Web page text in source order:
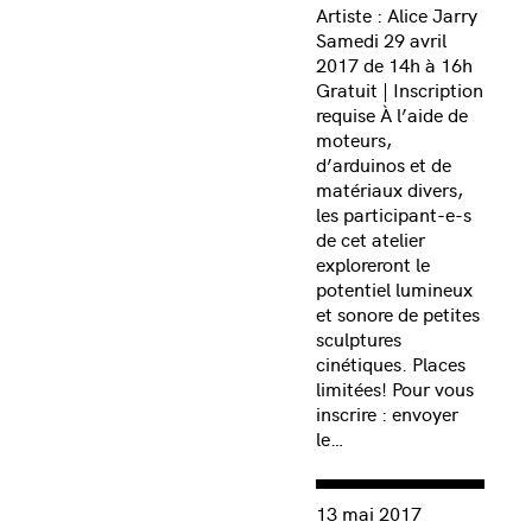
Artiste : Alice Jarry
Samedi 29 avril
2017 de 14h à 16h
Gratuit | Inscription
requise À l’aide de
moteurs,
d’arduinos et de
matériaux divers,
les participant-e-s
de cet atelier
exploreront le
potentiel lumineux
et sonore de petites
sculptures
cinétiques. Places
limitées! Pour vous
inscrire : envoyer
le…
Consulter « Arts
13 mai 2017